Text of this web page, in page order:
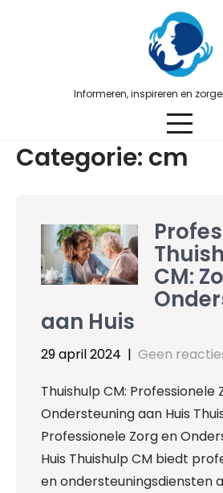
Informeren, inspireren en
Categorie: cm
CM:
aan Huis
29 april 2024 | Geen
Thuishulp CM: Professionele
Ondersteuning aan Huis
Professionele Zorg en
Huis Thuishulp CM biedt
en ondersteuningsdiensten